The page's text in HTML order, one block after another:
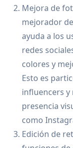
Mejora de
mejorador
ayuda a los
redes
colores y
Esto es
influencers y
presencia
como
Edición de